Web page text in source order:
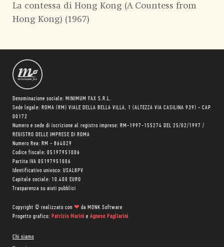
La contessa di Hong Kong (A Countess from
Hong Kong) (1967)
Denominazione sociale: MINIMUM FAX S.R.L.
Sede legale: ROMA (RM) VIALE DELLA BELLA VILLA, 1 (ALTEZZA VIA CASILINA 939) - CAP
00172
Numero e sede di iscrizione al registro imprese: RM-1997-155274 DEL 25/02/1997 /
REGISTRO DELLE IMPRESE DI ROMA
Numero Rea: RM - 864029
Codice fiscale: 05197951006
Partita IVA 05197951006
Identificativo univoco: USAL8PV
Capitale sociale: 10.400 EURO
Trasparenza su aiuti pubblici
Copyright © realizzato con ❤ da MONK Software
Progetto grafico: Patrizio Marini e Agnese Pagliarini
Chi siamo